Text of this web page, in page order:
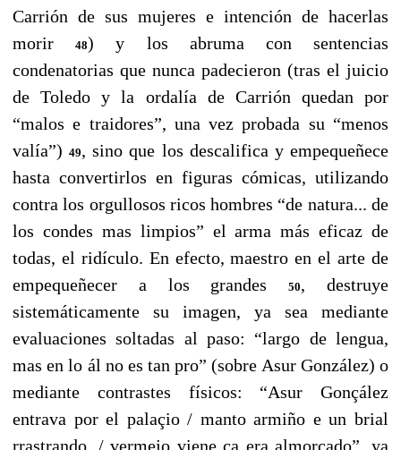
Carrión de sus mujeres e intención de hacerlas
morir48) y los abruma con sentencias
condenatorias que nunca padecieron (tras el juicio
de Toledo y la ordalía de Carrión quedan por
“malos e traidores”, una vez probada su “menos
valía”)49, sino que los descalifica y empequeñece
hasta convertirlos en figuras cómicas, utilizando
contra los orgullosos ricos hombres “de natura... de
los condes mas limpios” el arma más eficaz de
todas, el ridículo. En efecto, maestro en el arte de
empequeñecer a los grandes50, destruye
sistemáticamente su imagen, ya sea mediante
evaluaciones soltadas al paso: “largo de lengua,
mas en lo ál no es tan pro” (sobre Asur González) o
mediante contrastes físicos: “Asur Gonçález
entrava por el palaçio / manto armiño e un brial
rrastrando, / vermejo viene ca era almorçado”, ya